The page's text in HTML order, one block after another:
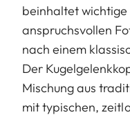
beinhaltet
anspruchsvollen
nach einem
Der
Mischung aus
mit typischen,